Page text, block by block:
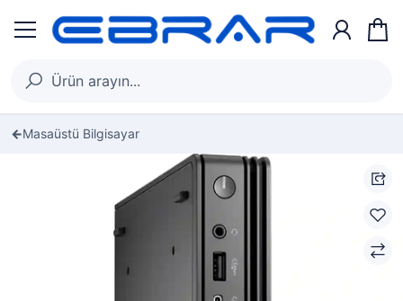
Masaüstü Bilgisayar